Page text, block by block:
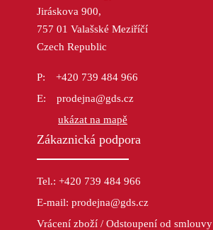
Jiráskova 900,
757 01 Valašské Meziříčí
Czech Republic
+420 739 484 966
prodejna@gds.cz
ukázat na mapě
Zákaznická podpora
Tel.: +420 739 484 966
E-mail: prodejna@gds.cz
Vrácení zboží / Odstoupení od smlouvy